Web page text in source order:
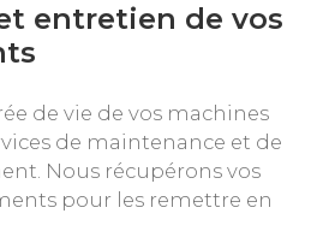
entretien de vos
de vie de vos machines
de maintenance et de
Nous récupérons vos
pour les remettre en